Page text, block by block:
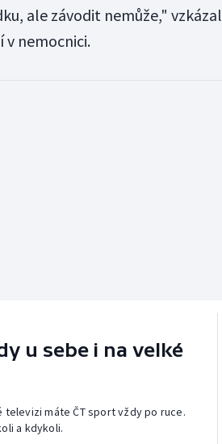
ale závodit nemůže,"
v nemocnici.
u sebe i na velké
televizi máte ČT sport vždy po ruce.
a kdykoli.